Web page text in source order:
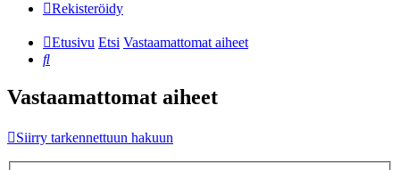
Rekisteröidy
Etusivu Etsi Vastaamattomat aiheet
Etsi
Vastaamattomat aiheet
Siirry tarkennettuun hakuun